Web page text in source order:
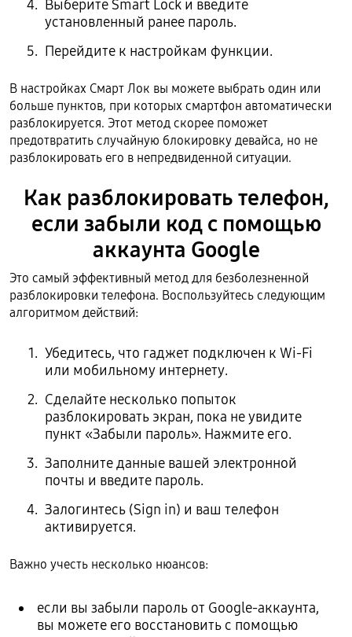
Выберите Smart Lock и введите
установленный ранее пароль.
Перейдите к настройкам функции.
В настройках Смарт Лок вы можете выбрать один или
больше пунктов, при которых смартфон автоматически
разблокируется. Этот метод скорее поможет
предотвратить случайную блокировку девайса, но не
разблокировать его в непредвиденной ситуации.
Как разблокировать телефон,
если забыли код с помощью
аккаунта Google
Это самый эффективный метод для безболезненной
разблокировки телефона. Воспользуйтесь следующим
алгоритмом действий:
Убедитесь, что гаджет подключен к Wi-Fi
или мобильному интернету.
Сделайте несколько попыток
разблокировать экран, пока не увидите
пункт «Забыли пароль». Нажмите его.
Заполните данные вашей электронной
почты и введите пароль.
Залогинтесь (Sign in) и ваш телефон
активируется.
Важно учесть несколько нюансов:
если вы забыли пароль от Google-аккаунта,
вы можете его восстановить с помощью